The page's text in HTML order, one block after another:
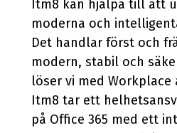
Itm8 kan hjälpa till att
moderna och
Det handlar först och
modern, stabil och
löser vi med Workplace
Itm8 tar ett
på Office 365 med ett